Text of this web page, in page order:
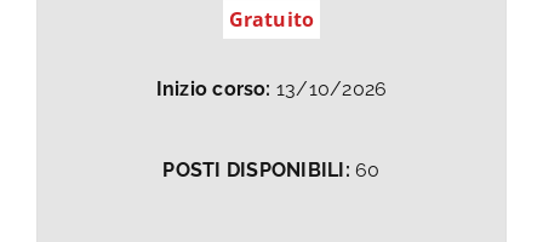
Gratuito
Inizio corso: 13/10/2026
POSTI DISPONIBILI:60